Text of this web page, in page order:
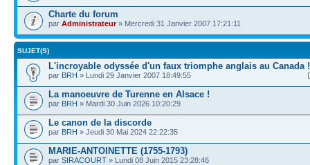
Charte du forum
par Administrateur» Mercredi 31 Janvier 2007 17:21:11
SUJET(S)
L'incroyable odyssée d'un faux triomphe anglais au Canada !
par BRH » Lundi 29 Janvier 2007 18:49:55
La manoeuvre de Turenne en Alsace !
par BRH » Mardi 30 Juin 2026 10:20:29
Le canon de la discorde
par BRH » Jeudi 30 Mai 2024 22:22:35
MARIE-ANTOINETTE (1755-1793)
par SIRACOURT » Lundi 08 Juin 2015 23:28:46